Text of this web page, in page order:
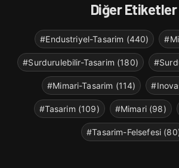
Diğer Etiketler
#Endustriyel-Tasarim (440)
#Surdurulebilir-Tasarim (180)
#Mimari-Tasarim (114)
#Tasarim (109) #Mimari (98)
#Tasarim-Felsefesi